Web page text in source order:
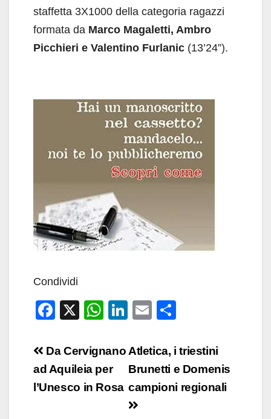
staffetta 3X1000 della categoria ragazzi
formata da Marco Magaletti, Ambro
Picchieri e Valentino Furlanic (13’24”).
Condividi
F
c
e
b
X
W
at
s
A
Li
k
e
dI
n
E
ail n
di
vi
Navigazione
articoli
Atletica, i triestini
Brunetti e Domenis
campioni regionali
Da Cervignano
ad Aquileia per
l’Unesco in Rosa